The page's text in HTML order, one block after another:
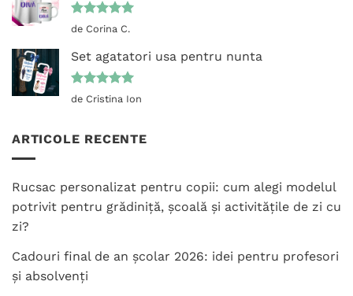
Evaluat la
de Corina C.
Set agatatori usa pentru nunta
Evaluat la
de Cristina Ion
ARTICOLE RECENTE
Rucsac personalizat pentru copii: cum alegi modelul
potrivit pentru grădiniță, școală și activitățile de zi cu
zi?
Cadouri final de an școlar 2026: idei pentru profesori
și absolvenți